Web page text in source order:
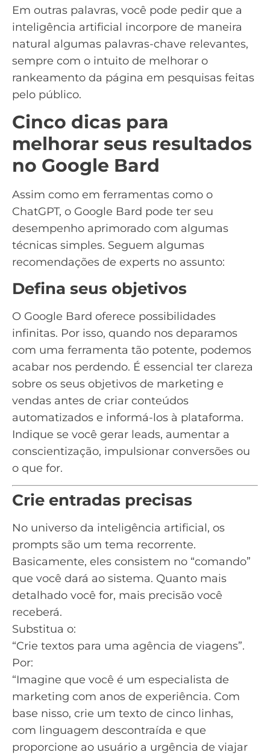
Em outras palavras, você pode pedir que a
inteligência artificial incorpore de maneira
natural algumas palavras-chave relevantes,
sempre com o intuito de melhorar o
rankeamento da página em pesquisas feitas
pelo público.
Cinco dicas para
melhorar seus resultados
no Google Bard
Assim como em ferramentas como o
ChatGPT, o Google Bard pode ter seu
desempenho aprimorado com algumas
técnicas simples. Seguem algumas
recomendações de experts no assunto:
Defina seus objetivos
O Google Bard oferece possibilidades
infinitas. Por isso, quando nos deparamos
com uma ferramenta tão potente, podemos
acabar nos perdendo. É essencial ter clareza
sobre os seus objetivos de marketing e
vendas antes de criar conteúdos
automatizados e informá-los à plataforma.
Indique se você gerar leads, aumentar a
conscientização, impulsionar conversões ou
o que for.
Crie entradas precisas
No universo da inteligência artificial, os
prompts são um tema recorrente.
Basicamente, eles consistem no “comando”
que você dará ao sistema. Quanto mais
detalhado você for, mais precisão você
receberá.
Substitua o:
“Crie textos para uma agência de viagens”.
Por:
“Imagine que você é um especialista de
marketing com anos de experiência. Com
base nisso, crie um texto de cinco linhas,
com linguagem descontraída e que
proporcione ao usuário a urgência de viajar